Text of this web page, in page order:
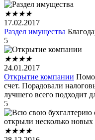
★★★★
17.02.2017
Раздел имущества
5
★★★★
24.01.2017
Открытие компании
счет. Порадовали
лучшего всего подходит
5
★★★★